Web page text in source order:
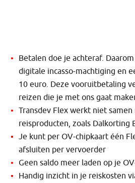
Betalen doe je achteraf.
digitale incasso-machtiging en
10 euro. Deze vooruitbetaling
reizen die je met ons gaat
Transdev Flex werkt niet
reisproducten, zoals Dalkorting
Je kunt per OV-chipkaart één
afsluiten per vervoerder
Geen saldo meer laden op je
Handig inzicht in je reiskosten